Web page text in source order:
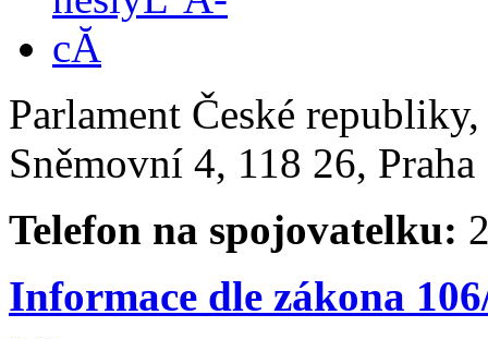
Parlament České
Sněmovní 4, 118 26,
Telefon na spojovatelku:
Informace dle zákona